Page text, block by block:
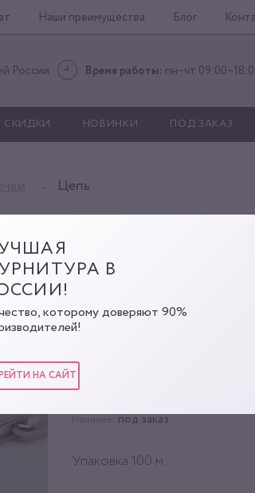
Наши преимущества Блог
России Время работы: пн–чт
СКИДКИ НОВИНКИ ПОД ЗАКАЗ
Цепь
Артикул:
Категории:
под заказ
Упаковка 100 м.
В
которому доверяют 90%
НА САЙТ